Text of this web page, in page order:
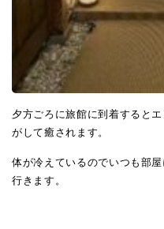
夕方ごろに旅館に到着すると
がして癒されます。
体が冷えているのでいつも部
行きます。